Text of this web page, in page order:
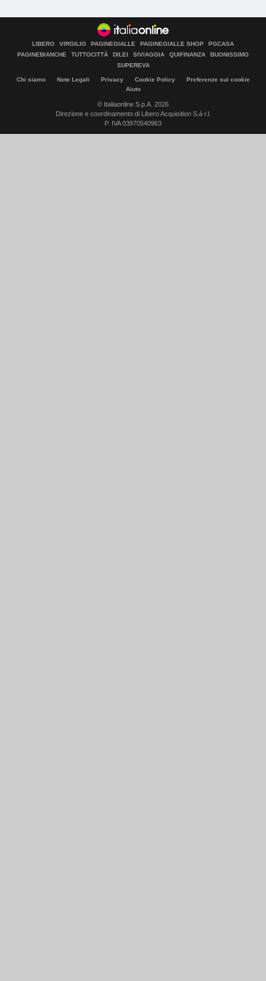
LIBERO VIRGILIO PAGINEGIALLE PAGINEGIALLE SHOP
PGCASA
PAGINEBIANCHE
TUTTOCITTÀ DILEI SIVIAGGIA QUIFINANZA
BUONISSIMO
SUPEREVA
Chi siamo Note Legali Privacy Cookie Policy
Preferenze sui cookie
Aiuto
© Italiaonline S.p.A. 2026
Direzione e coordinamento di Libero Acquisition S.á r.l.
P. IVA 03970540963